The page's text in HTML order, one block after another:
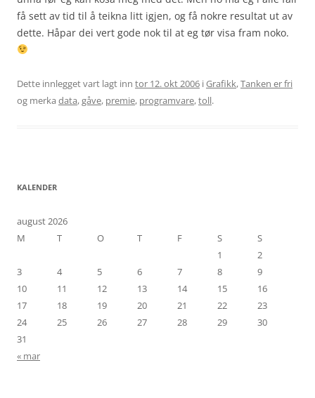
få sett av tid til å teikna litt igjen, og få nokre resultat ut av
dette. Håpar dei vert gode nok til at eg tør visa fram noko.
Dette innlegget vart lagt inn tor 12. okt 2006 iGrafikk,Tanken er fri
og merka data,gåve, premie, programvare,toll.
KALENDER
august 2026
M
T O T F S
S
1
2
3
4 5 6 7 8
9
10
11 12 13 14 15
16
17
18 19 20 21 22
23
24
25 26 27 28 29
30
31
« mar